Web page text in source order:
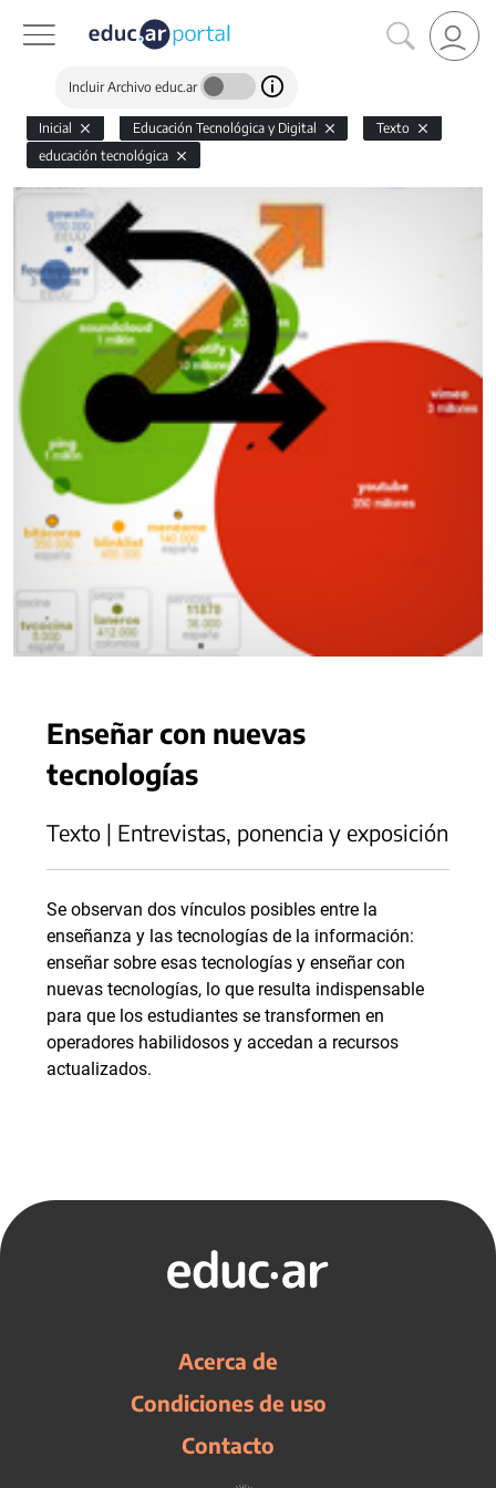
Incluir Archivo educ.ar
Inicial Educación Tecnológica y Digital
Texto
educación tecnológica
Enseñar con nuevas
tecnologías
Texto | Entrevistas, ponencia y exposición
Se observan dos vínculos posibles entre la
enseñanza y las tecnologías de la información:
enseñar sobre esas tecnologías y enseñar con
nuevas tecnologías, lo que resulta indispensable
para que los estudiantes se transformen en
operadores habilidosos y accedan a recursos
actualizados.
Acerca de
Condiciones de uso
Contacto